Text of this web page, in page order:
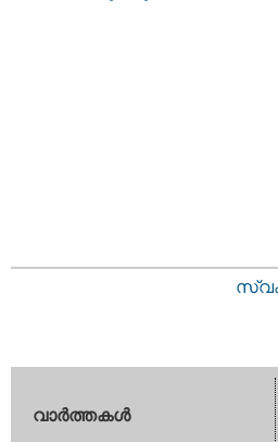
വാര്‍ത്തകള്‍